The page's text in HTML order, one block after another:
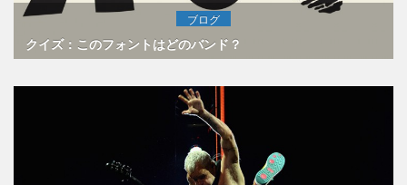
ブログ
クイズ：このフォントはどのバンド？